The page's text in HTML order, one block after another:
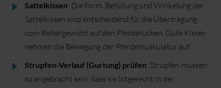
Sattelkissen: Die Form, Befüllung und Winkelung der
Sattelkissen sind entscheidend für die Übertragung
vom Reitergewicht auf den Pferderücken. Gute Kissen
nehmen die Bewegung der Pferdemuskulatur auf.
Strupfen-Verlauf (Gurtung) prüfen: Strupfen müssen
so angebracht sein, dass sie lotgerecht in der